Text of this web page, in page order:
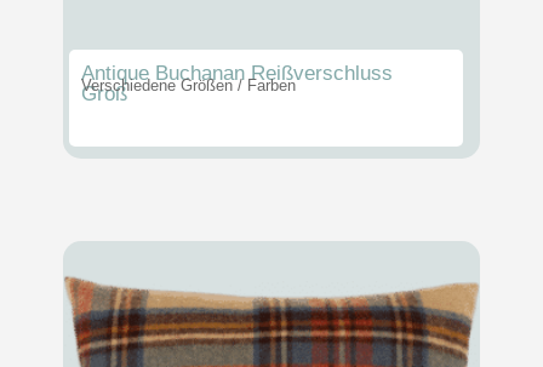
Antique Buchanan Reißverschluss
Groß
Verschiedene Größen / Farben